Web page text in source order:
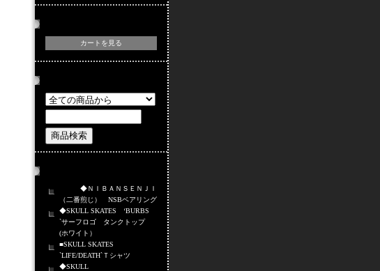
カートを見る
◆ＮＩＢＡＮＳＥＮＪＩ
（二番煎じ） NSBベアリング
◆SKULL SKATES ‘BURBS
`サーフロゴ タンクトップ
(ホワイト）
■SKULL SKATES
`LIFE/DEATH`Ｔシャツ
◆SKULL